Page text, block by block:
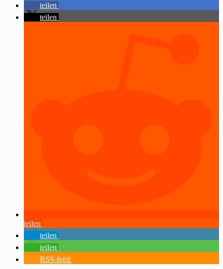
teilen
teilen
teilen
teilen
teilen
RSS-feed